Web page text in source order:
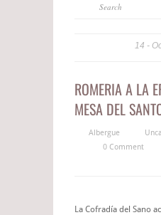
14
ROMERIA A LA
MESA DEL
Albergue
0 Comment
La Cofradía del Sano